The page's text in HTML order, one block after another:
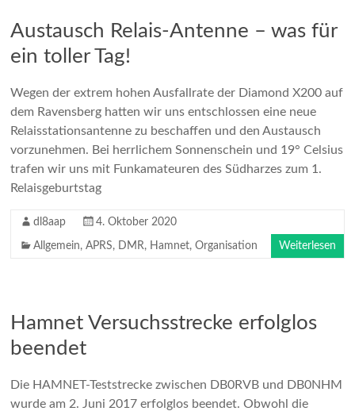
Austausch Relais-Antenne – was für
ein toller Tag!
Wegen der extrem hohen Ausfallrate der Diamond X200 auf
dem Ravensberg hatten wir uns entschlossen eine neue
Relaisstationsantenne zu beschaffen und den Austausch
vorzunehmen. Bei herrlichem Sonnenschein und 19° Celsius
trafen wir uns mit Funkamateuren des Südharzes zum 1.
Relaisgeburtstag
dl8aap 4. Oktober 2020
Allgemein,APRS, DMR, Hamnet,Organisation Weiterlesen
Hamnet Versuchsstrecke erfolglos
beendet
Die HAMNET-Teststrecke zwischen DB0RVB und DB0NHM
wurde am 2. Juni 2017 erfolglos beendet. Obwohl die